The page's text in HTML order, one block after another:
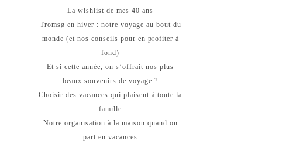
La wishlist de mes 40 ans
Tromsø en hiver : notre voyage au bout du
monde (et nos conseils pour en profiter à
fond)
Et si cette année, on s’offrait nos plus
beaux souvenirs de voyage ?
Choisir des vacances qui plaisent à toute la
famille
Notre organisation à la maison quand on
part en vacances